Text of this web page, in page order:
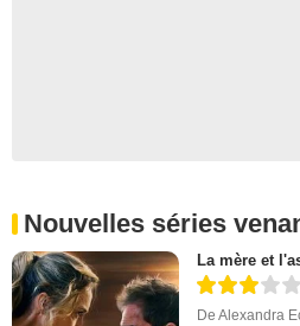
Nouvelles séries
La mère et
DeAlexandra